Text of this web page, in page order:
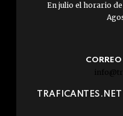
En julio el horario
TRAFICANTES.NET